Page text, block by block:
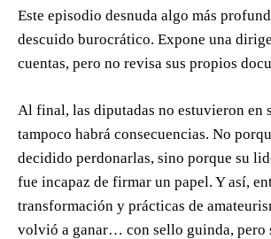
Este episodio desnuda algo más
descuido burocrático. Expone una
cuentas, pero no revisa sus propios
Al final, las diputadas no estuvieron en
tampoco habrá consecuencias. No
decidido perdonarlas, sino porque su
fue incapaz de firmar un papel. Y así,
transformación y prácticas de
volvió a ganar… con sello guinda, pero